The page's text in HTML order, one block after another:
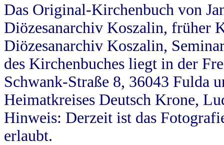
Das Original-Kirchenbuch von
Diözesanarchiv Koszalin, früher
Diözesanarchiv Koszalin,
des Kirchenbuches liegt in der
Schwank-Straße 8, 36043 Fulda
Heimatkreises Deutsch Krone,
Hinweis: Derzeit ist das
erlaubt.